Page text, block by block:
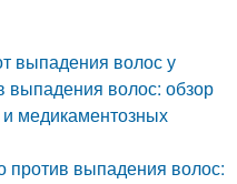
выпадения волос у
волос: обзор
медикаментозных
против выпадения волос: